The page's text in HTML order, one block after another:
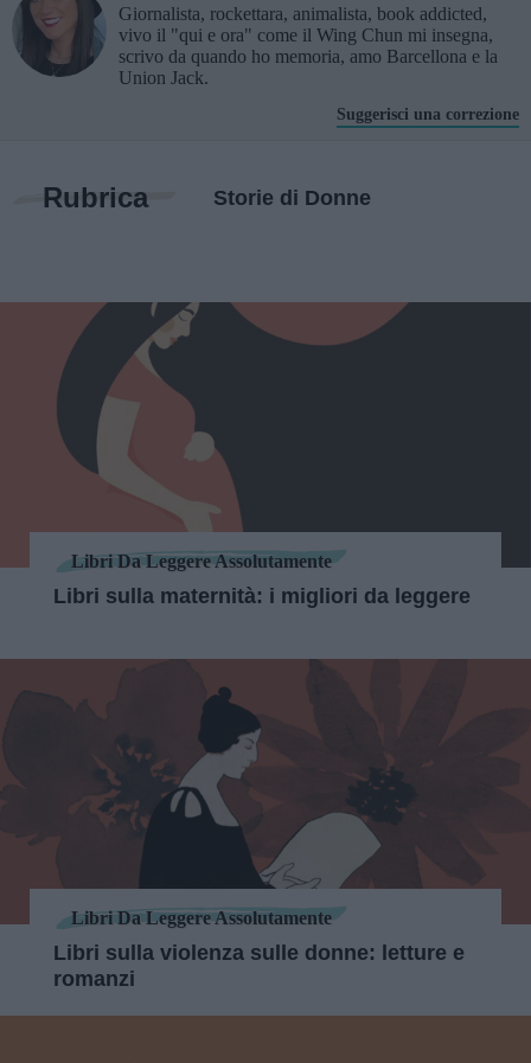
Giornalista, rockettara, animalista, book addicted,
vivo il "qui e ora" come il Wing Chun mi insegna,
scrivo da quando ho memoria, amo Barcellona e la
Union Jack.
Suggerisci una correzione
Rubrica Storie di Donne
Libri Da Leggere Assolutamente
Libri sulla maternità: i migliori da leggere
Libri Da Leggere Assolutamente
Libri sulla violenza sulle donne: letture e
romanzi